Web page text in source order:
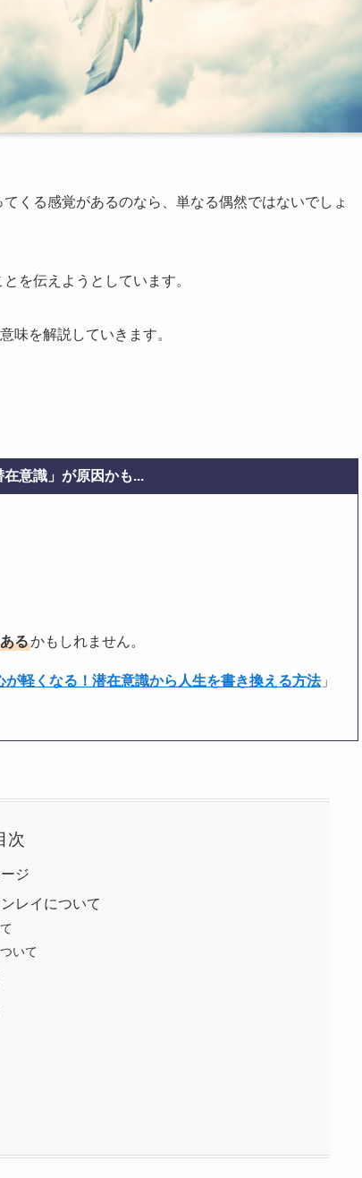
くる感覚があるのなら、単なる偶然ではないでしょ
を伝えようとしています。
味を解説していきます。
意識」が原因かも...
るかもしれません。
が軽くなる！潜在意識から人生を書き換える方法」
次
ジ
レイについて
いて